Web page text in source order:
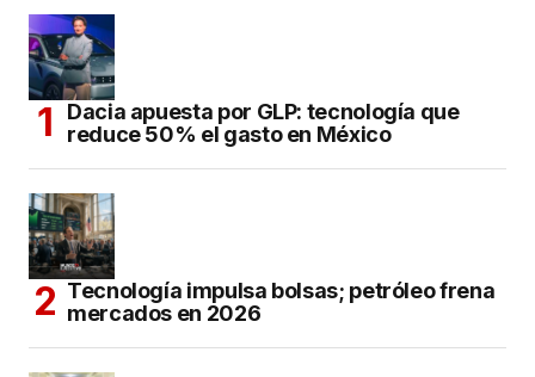
Dacia apuesta por GLP: tecnología que
reduce 50% el gasto en México
Tecnología impulsa bolsas; petróleo frena
mercados en 2026